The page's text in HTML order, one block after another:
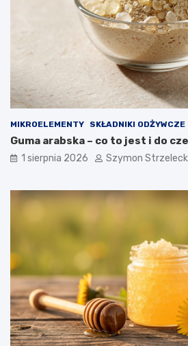
MIKROELEMENTY SKŁADNIKI ODŻYWCZE
Guma arabska – co to jest i do
1 sierpnia 2026 Szymon